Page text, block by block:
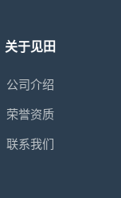
关于见田
公司介绍
荣誉资质
联系我们